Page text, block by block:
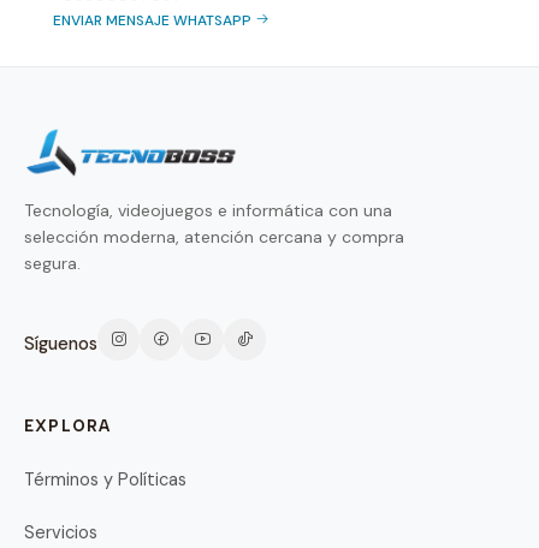
ENVIAR MENSAJE WHATSAPP
Tecnología, videojuegos e informática con una
selección moderna, atención cercana y compra
segura.
Síguenos
EXPLORA
Términos y Políticas
Servicios